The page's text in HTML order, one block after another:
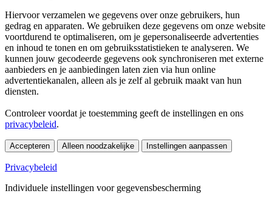
Hiervoor verzamelen we gegevens over onze gebruikers, hun
gedrag en apparaten. We gebruiken deze gegevens om onze website
voortdurend te optimaliseren, om je gepersonaliseerde advertenties
en inhoud te tonen en om gebruiksstatistieken te analyseren. We
kunnen jouw gecodeerde gegevens ook synchroniseren met externe
aanbieders en je aanbiedingen laten zien via hun online
advertentiekanalen, alleen als je zelf al gebruik maakt van hun
diensten.
Controleer voordat je toestemming geeft de instellingen en ons
privacybeleid.
Accepteren Alleen noodzakelijke Instellingen aanpassen
Privacybeleid
Individuele instellingen voor gegevensbescherming